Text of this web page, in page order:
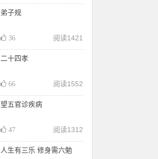
弟子规
阅读1421
36
二十四孝
阅读1552
66
望五官诊疾病
阅读1312
47
人生有三乐 修身需六勉